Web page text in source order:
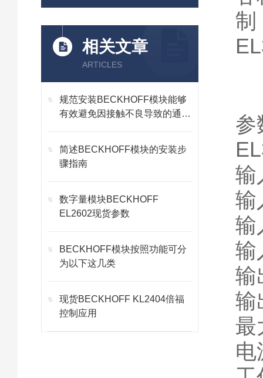
相关文章
ARTICLES
规范安装BECKHOFF模块能够
有效避免因接触不良导致的通讯
简述BECKHOFF模块的安装步
骤指南
数字量模块BECKHOFF
EL2602现货参数
BECKHOFF模块按照功能可分
为以下这几类
现货BECKHOFF KL2404倍福
控制应用
制
参
输
输
输
输
输
输
最
电